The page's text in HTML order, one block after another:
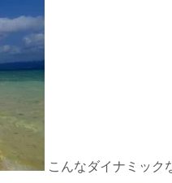
こんなダイナミック